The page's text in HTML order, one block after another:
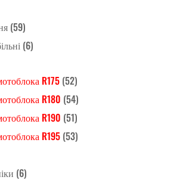
(59)
(6)
R175 (52)
R180 (54)
R190 (51)
R195 (53)
(6)